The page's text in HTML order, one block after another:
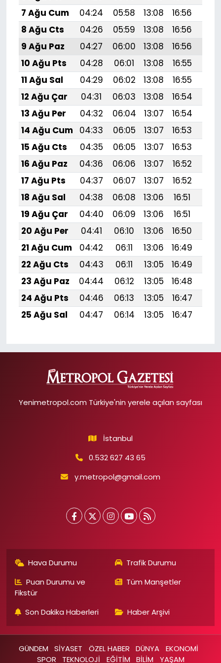
7 Ağu Cum
04:24 05:58 13:08 16:56
8 Ağu Cts
04:26 05:59 13:08 16:56
9 Ağu Paz
04:27 06:00 13:08 16:56
10 Ağu Pts
04:28 06:01 13:08 16:55
11 Ağu Sal
04:29 06:02 13:08 16:55
12 Ağu Çar
04:31 06:03 13:08 16:54
13 Ağu Per
04:32 06:04 13:07 16:54
14 Ağu Cum
04:33 06:05 13:07 16:53
15 Ağu Cts
04:35 06:05 13:07 16:53
16 Ağu Paz
04:36 06:06 13:07 16:52
17 Ağu Pts
04:37 06:07 13:07 16:52
18 Ağu Sal
04:38 06:08 13:06 16:51
19 Ağu Çar
04:40 06:09 13:06 16:51
20 Ağu Per
04:41 06:10 13:06 16:50
21 Ağu Cum
04:42 06:11 13:06 16:49
22 Ağu Cts
04:43 06:11 13:05 16:49
23 Ağu Paz
04:44 06:12 13:05 16:48
24 Ağu Pts
04:46 06:13 13:05 16:47
25 Ağu Sal
04:47 06:14 13:05 16:47
Yenimetropol.com Türkiye'nin yerele açılan sayfası
İstanbul
0.532 627 43 65
y.metropol@gmail.com
Hava Durumu
Trafik Durumu
Puan Durumu ve
Fikstür
Tüm Manşetler
Son Dakika Haberleri Haber Arşivi
GÜNDEM SİYASET ÖZEL HABER DÜNYA
EKONOMİ
SPOR
TEKNOLOJİ EĞİTİM BİLİM YAŞAM